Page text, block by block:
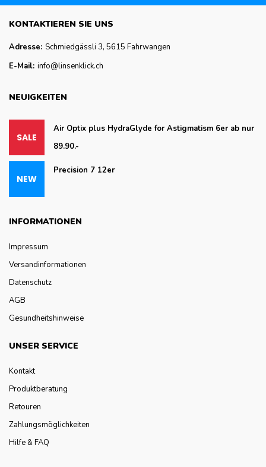
KONTAKTIEREN SIE UNS
Adresse: Schmiedgässli 3, 5615 Fahrwangen
E-Mail: info@linsenklick.ch
NEUIGKEITEN
Air Optix plus HydraGlyde for Astigmatism 6er ab nur
89.90.-
Precision 7 12er
INFORMATIONEN
Impressum
Versandinformationen
Datenschutz
AGB
Gesundheitshinweise
UNSER SERVICE
Kontakt
Produktberatung
Retouren
Zahlungsmöglichkeiten
Hilfe & FAQ